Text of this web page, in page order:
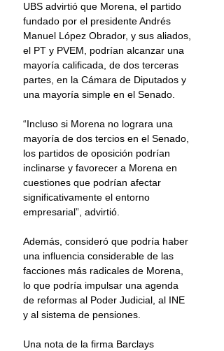
UBS advirtió que Morena, el partido
fundado por el presidente Andrés
Manuel López Obrador, y sus aliados,
el PT y PVEM, podrían alcanzar una
mayoría calificada, de dos terceras
partes, en la Cámara de Diputados y
una mayoría simple en el Senado.
“Incluso si Morena no lograra una
mayoría de dos tercios en el Senado,
los partidos de oposición podrían
inclinarse y favorecer a Morena en
cuestiones que podrían afectar
significativamente el entorno
empresarial”, advirtió.
Además, consideró que podría haber
una influencia considerable de las
facciones más radicales de Morena,
lo que podría impulsar una agenda
de reformas al Poder Judicial, al INE
y al sistema de pensiones.
Una nota de la firma Barclays